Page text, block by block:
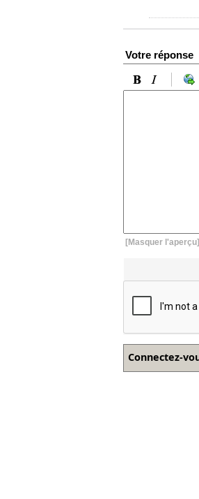
Votre réponse
[Masquer l'aperçu]